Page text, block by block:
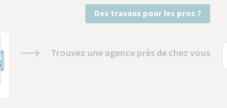
Des travaux pour les pros ?
Trouvez une agence près de chez vous